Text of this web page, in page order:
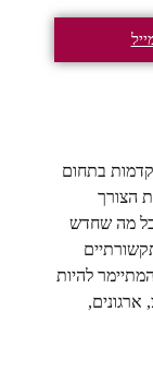
בתחום
הצורך
כל מה שחדש
להיות
ארגונים,